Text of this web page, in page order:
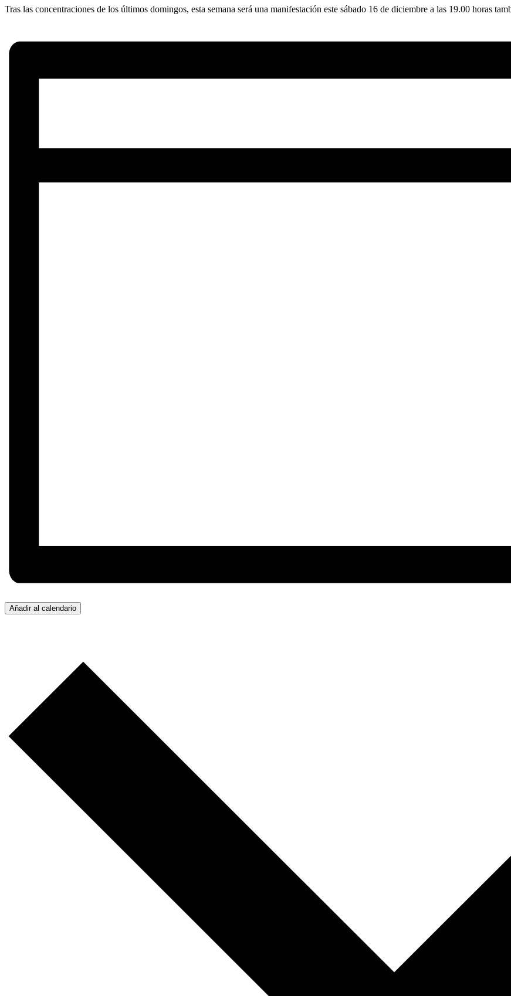
Tras las concentraciones de los últimos domingos, esta semana será una manifestación este sábado 16 de diciembre a las 19.00 horas
Añadir al calendario